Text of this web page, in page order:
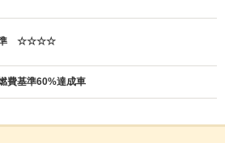
準 ☆☆☆☆
費基準60%達成車